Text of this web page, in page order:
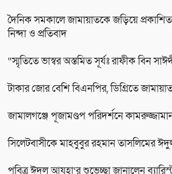
দৈনিক সমকালে জামায়াতকে জড়িয়ে প্রকাশিত
নিন্দা ও প্রতিবাদ
“স্মৃতিতে ভাস্বর অস্তমিত সূর্যঃ রাফীক বিন
টাকার জোর বেশি বিএনপির, ডিগ্রিতে জামায়াত
জামালগঞ্জে পূজামণ্ডপ পরিদর্শনে
সিলেটবাসীকে মাহবুবুর রহমান তাসলিমের
পবিত্র ঈদুল আযহা‘র শুভেচ্ছা জানালেন